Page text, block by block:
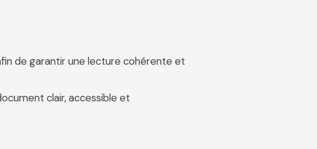
de garantir une lecture cohérente et
clair, accessible et